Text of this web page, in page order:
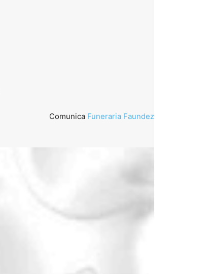
Comunica Funeraria Faundez